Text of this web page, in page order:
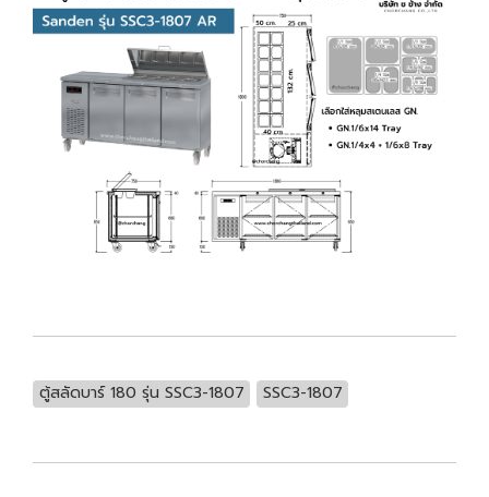
ตู้สลัดบาร์ 180 รุ่น SSC3-1807 SSC3-1807